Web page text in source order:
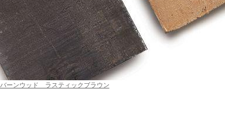
バーンウッド ラスティックブラウン